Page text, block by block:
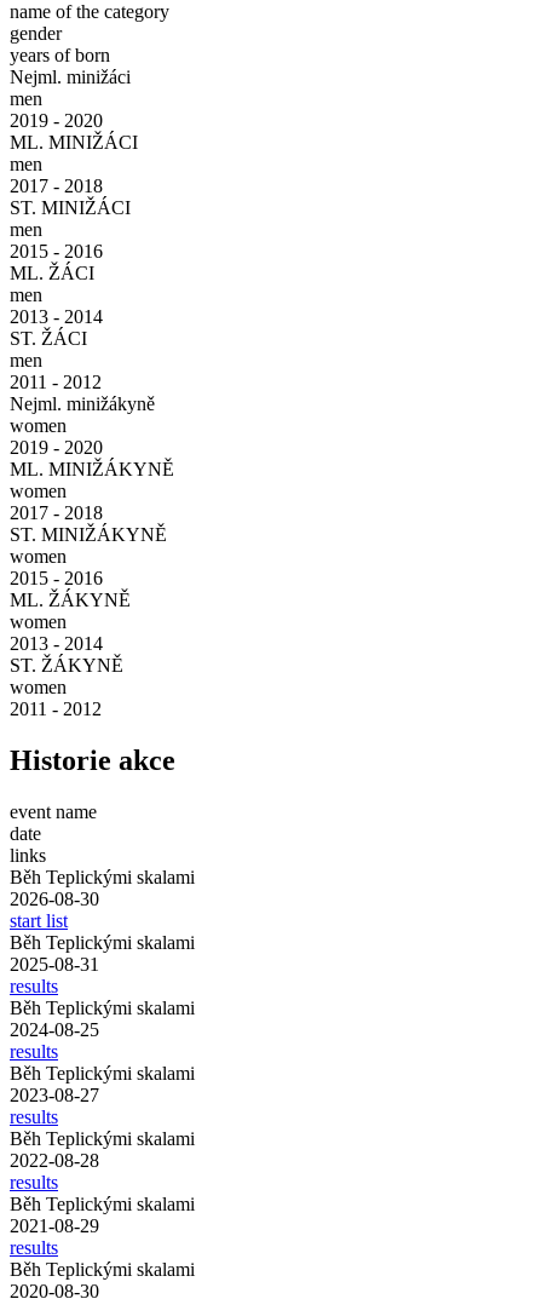
name of the category
gender
years of born
Nejml. minižáci
men
2019 - 2020
ML. MINIŽÁCI
men
2017 - 2018
ST. MINIŽÁCI
men
2015 - 2016
ML. ŽÁCI
men
2013 - 2014
ST. ŽÁCI
men
2011 - 2012
Nejml. minižákyně
women
2019 - 2020
ML. MINIŽÁKYNĚ
women
2017 - 2018
ST. MINIŽÁKYNĚ
women
2015 - 2016
ML. ŽÁKYNĚ
women
2013 - 2014
ST. ŽÁKYNĚ
women
2011 - 2012
Historie akce
event name
date
links
Běh Teplickými skalami
2026-08-30
start list
Běh Teplickými skalami
2025-08-31
results
Běh Teplickými skalami
2024-08-25
results
Běh Teplickými skalami
2023-08-27
results
Běh Teplickými skalami
2022-08-28
results
Běh Teplickými skalami
2021-08-29
results
Běh Teplickými skalami
2020-08-30